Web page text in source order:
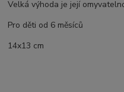
Velká výhoda je její
Pro děti od 6 měsíců
14x13 cm